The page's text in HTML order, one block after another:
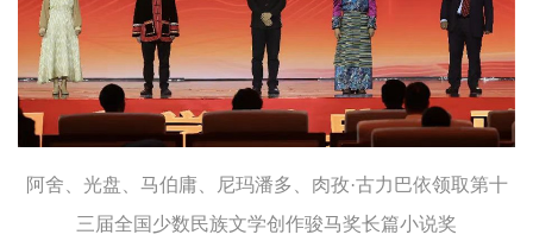
阿舍、光盘、马伯庸、尼玛潘多、肉孜·古力巴依领取第十
三届全国少数民族文学创作骏马奖长篇小说奖